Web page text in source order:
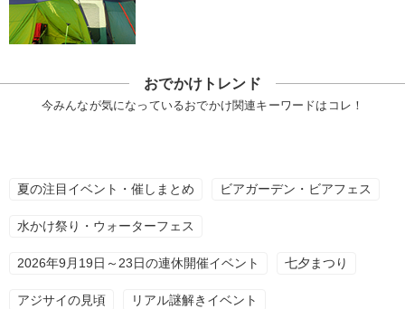
おでかけトレンド
今みんなが気になっているおでかけ関連キーワードはコレ！
夏の注目イベント・催しまとめ ビアガーデン・ビアフェス
水かけ祭り・ウォーターフェス
2026年9月19日～23日の連休開催イベント 七夕まつり
アジサイの見頃 リアル謎解きイベント